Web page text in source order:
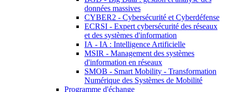
données massives
CYBER2 - Cybersécurité et Cyberdéfense
ECRSI - Expert cybersécurité des réseaux
et des systèmes d'information
IA - IA : Intelligence Artificielle
MSIR - Management des systèmes
d'information en réseaux
SMOB - Smart Mobility - Transformation
Numérique des Systèmes de Mobilité
Programme d'échange